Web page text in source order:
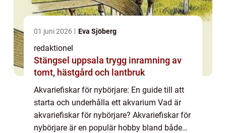
01 juni 2026 Eva Sjöberg
redaktionel
Stängsel uppsala trygg inramning av
tomt, hästgård och lantbruk
Akvariefiskar för nybörjare: En guide till att
starta och underhålla ett akvarium Vad är
akvariefiskar för nybörjare? Akvariefiskar för
nybörjare är en populär hobby bland både